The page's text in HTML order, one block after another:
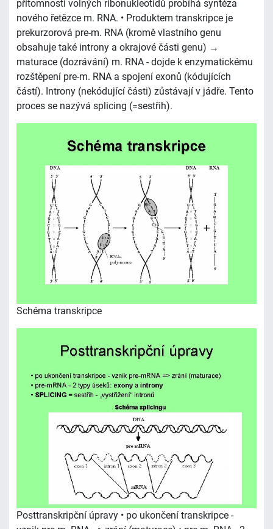
přítomnosti volných ribonukleotidů probíhá syntéza
nového řetězce m. RNA. • Produktem transkripce je
prekurzorová pre-m. RNA (kromě vlastního genu
obsahuje také introny a okrajové části genu) →
maturace (dozrávání) m. RNA - dojde k enzymatickému
rozštěpení pre-m. RNA a spojení exonů (kódujících
částí). Introny (nekódující části) zůstávají v jádře. Tento
proces se nazývá splicing (=sestřih).
Schéma transkripce
Posttranskripční úpravy • po ukončení transkripce -